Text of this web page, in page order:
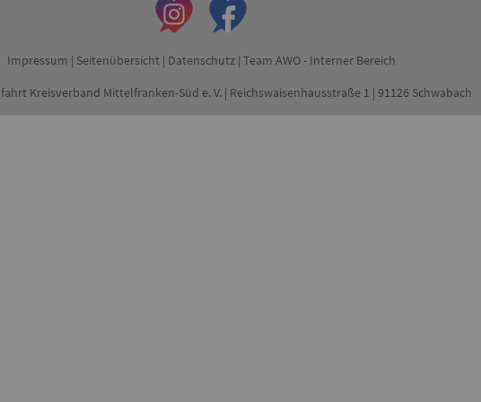
Impressum | Seitenübersicht| Datenschutz| Team AWO - Interner Bereich
Kreisverband Mittelfranken-Süd e. V. | Reichswaisenhausstraße 1 | 91126 Schwabach